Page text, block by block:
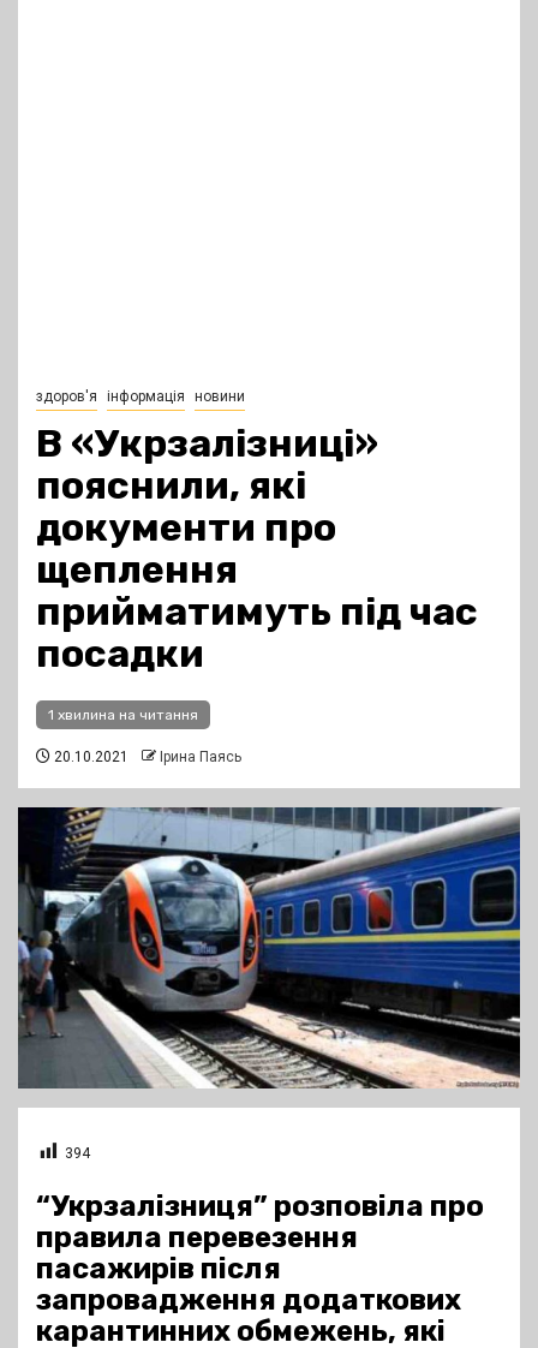
здоров'я інформація новини
В «Укрзалізниці»
пояснили, які
документи про
щеплення
прийматимуть під час
посадки
1 хвилина на читання
20.10.2021 Ірина Паясь
394
“Укрзалізниця” розповіла про
правила перевезення
пасажирів після
запровадження додаткових
карантинних обмежень, які